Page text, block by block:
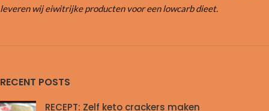
leveren wij eiwitrijke producten voor een lowcarb dieet.
RECENT POSTS
RECEPT: Zelf keto crackers maken